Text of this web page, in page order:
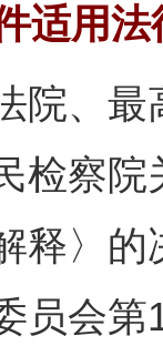
适用
、最
检察
释〉
员会